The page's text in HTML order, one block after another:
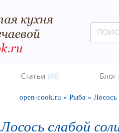
Статьи (66) Блог
open-cook.ru » Рыба » Лосось
Лосось слабой